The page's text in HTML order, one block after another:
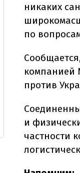
никаких
по
компанией
против
и
частности